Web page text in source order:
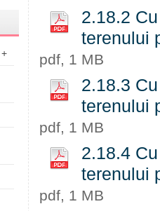
+
2.18.2
terenului
pdf, 1 MB
2.18.3
terenului
pdf, 1 MB
2.18.4
terenului
pdf, 1 MB